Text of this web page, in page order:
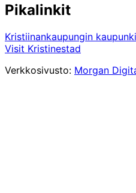
Pikalinkit
Kristiinankaupungin kaupunki
Visit Kristinestad
Verkkosivusto: Morgan